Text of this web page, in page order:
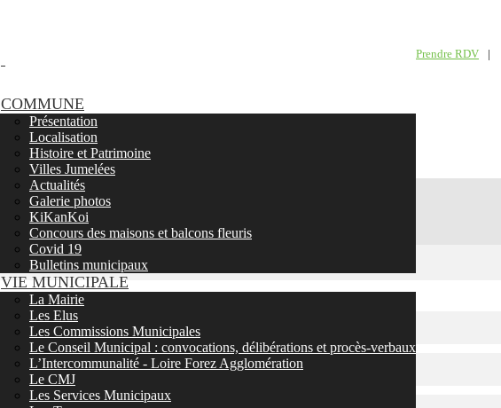
Prendre RDV |
COMMUNE
Présentation
Localisation
Histoire et Patrimoine
Villes Jumelées
Actualités
Galerie photos
KiKanKoi
Concours des maisons et balcons fleuris
Covid 19
Bulletins municipaux
VIE MUNICIPALE
La Mairie
Les Elus
Les Commissions Municipales
Le Conseil Municipal : convocations, délibérations et procès-verbaux
L’Intercommunalité - Loire Forez Agglomération
Le CMJ
Les Services Municipaux